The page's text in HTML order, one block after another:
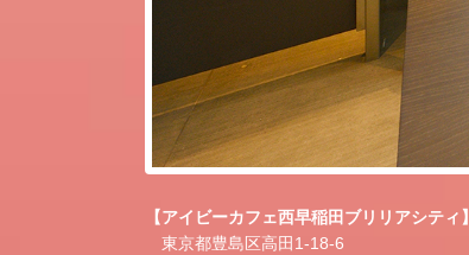
【アイビーカフェ西早稲田ブリリアシティ】
東京都豊島区高田1-18-6